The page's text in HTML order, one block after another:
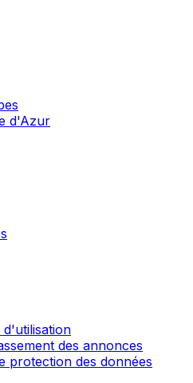
d'Azur
d'utilisation
des annonces
protection des données